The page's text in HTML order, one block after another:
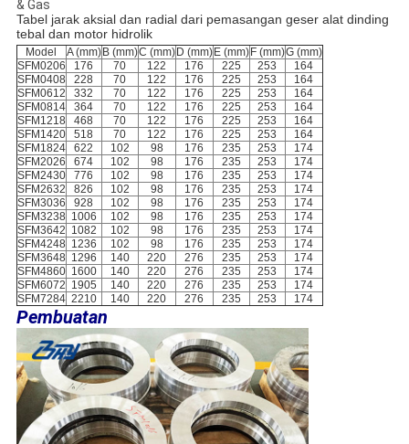
Tabel jarak aksial dan radial dari pemasangan geser alat dinding
tebal dan motor hidrolik
Model A (mm)B (mm)C (mm)D (mm)E (mm)F (mm)G (mm)
SFM0206
176 70 122 176 225 253
164
SFM0408
228 70 122 176 225 253
164
SFM0612
332 70 122 176 225 253
164
SFM0814
364 70 122 176 225 253
164
SFM1218
468 70 122 176 225 253
164
SFM1420
518 70 122 176 225 253
164
SFM1824
622 102 98 176 235 253
174
SFM2026
674 102 98 176 235 253
174
SFM2430
776 102 98 176 235 253
174
SFM2632
826 102 98 176 235 253
174
SFM3036
928 102 98 176 235 253
174
SFM3238 1006 102 98 176 235 253
174
SFM3642 1082 102 98 176 235 253
174
SFM4248 1236 102 98 176 235 253
174
SFM3648 1296 140 220 276 235 253
174
SFM4860 1600 140 220 276 235 253
174
SFM6072 1905 140 220 276 235 253
174
SFM7284 2210 140 220 276 235 253 174
Pembuatan